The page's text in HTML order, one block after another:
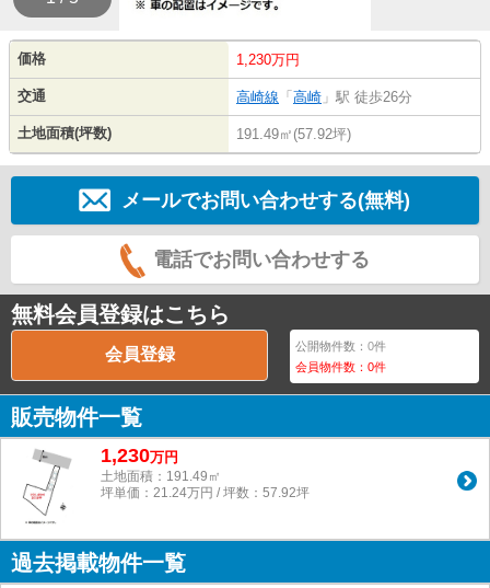
価格 1,230万円
交通 高崎線 「 高崎 」駅 徒歩26分
土地面積(坪数) 191.49㎡(57.92坪)
メールでお問い合わせする(無料)
電話でお問い合わせする
無料会員登録はこちら
会員登録 公開物件数：0件
会員物件数：0件
販売物件一覧
1,230万円
土地面積：191.49㎡
坪単価：21.24万円 / 坪数：57.92坪
過去掲載物件一覧